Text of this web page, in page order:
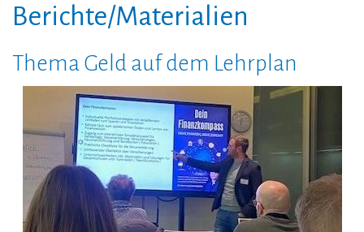
Berichte/Materialien
Thema Geld auf dem Lehrplan